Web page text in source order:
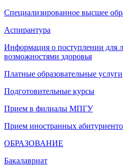
Специализированное высшее
Аспирантура
Информация о поступлении для
возможностями здоровья
Платные образовательные услуги
Подготовительные курсы
Прием в филиалы МПГУ
Прием иностранных
ОБРАЗОВАНИЕ
Бакалавриат